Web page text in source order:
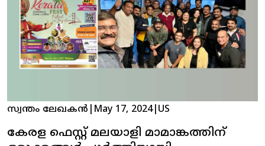
സ്വന്തം ലേഖകൻ May 17, 2024| US
കേരള ഫെസ്റ്റ് മലയാളി മാമാങ്കത്തിന്